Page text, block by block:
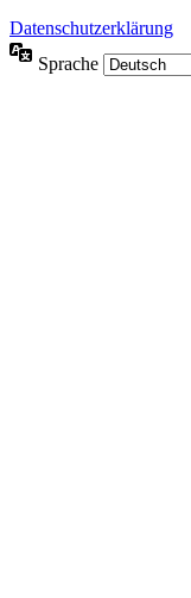
Datenschutzerklärung
Sprache